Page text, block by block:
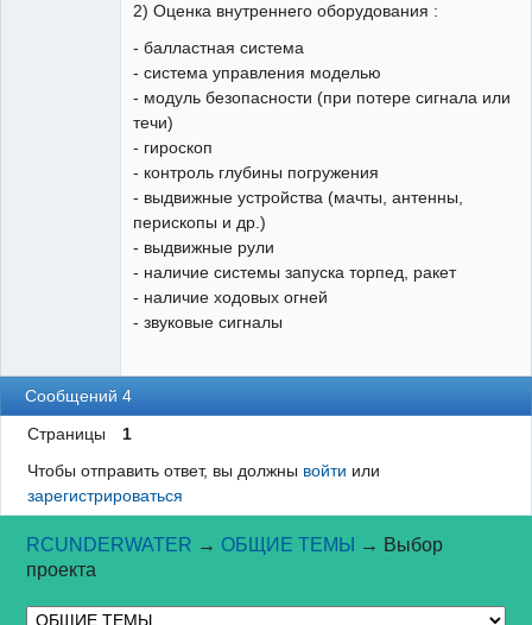
2) Оценка внутреннего оборудования :
- балластная система
- система управления моделью
- модуль безопасности (при потере сигнала или
течи)
- гироскоп
- контроль глубины погружения
- выдвижные устройства (мачты, антенны,
перископы и др.)
- выдвижные рули
- наличие системы запуска торпед, ракет
- наличие ходовых огней
- звуковые сигналы
Сообщений 4
Страницы
1
Чтобы отправить ответ, вы должны войти или
зарегистрироваться
RCUNDERWATER → ОБЩИЕ ТЕМЫ → Выбор
проекта